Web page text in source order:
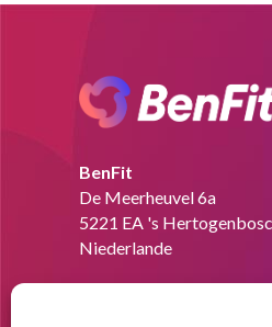
BenFit
De Meerheuvel 6a
5221 EA 's
Niederlande